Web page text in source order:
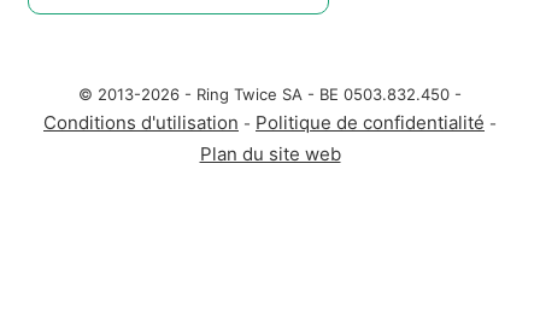
© 2013-2026 - Ring Twice SA - BE 0503.832.450 -
Conditions d'utilisation - Politique de confidentialité -
Plan du site web